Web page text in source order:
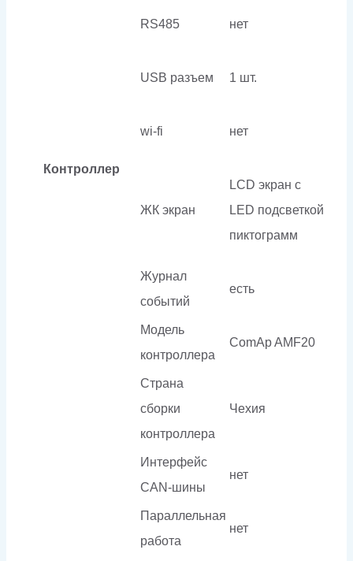
Контроллер
RS485 нет
USB разъем 1 шт.
wi-fi нет
ЖК экран
LCD экран с
LED подсветкой
пиктограмм
Журнал
событий
есть
Модель
контроллера
ComAp AMF20
Страна
сборки
контроллера
Чехия
Интерфейс
CAN-шины
нет
Параллельная
работа
нет